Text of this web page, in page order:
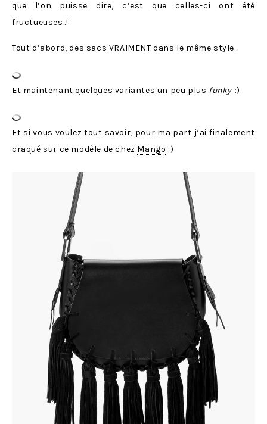
que l’on puisse dire, c’est que celles-ci ont été
fructueuses..!
Tout d’abord, des sacs VRAIMENT dans le même style…
Et maintenant quelques variantes un peu plus funky ;)
Et si vous voulez tout savoir, pour ma part j’ai finalement
craqué sur ce modèle de chez Mango :)